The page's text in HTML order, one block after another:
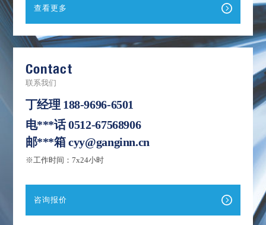
查看更多
Contact
联系我们
丁经理 188-9696-6501
电***话0512-67568906
邮***箱cyy@ganginn.cn
※工作时间：7x24小时
咨询报价